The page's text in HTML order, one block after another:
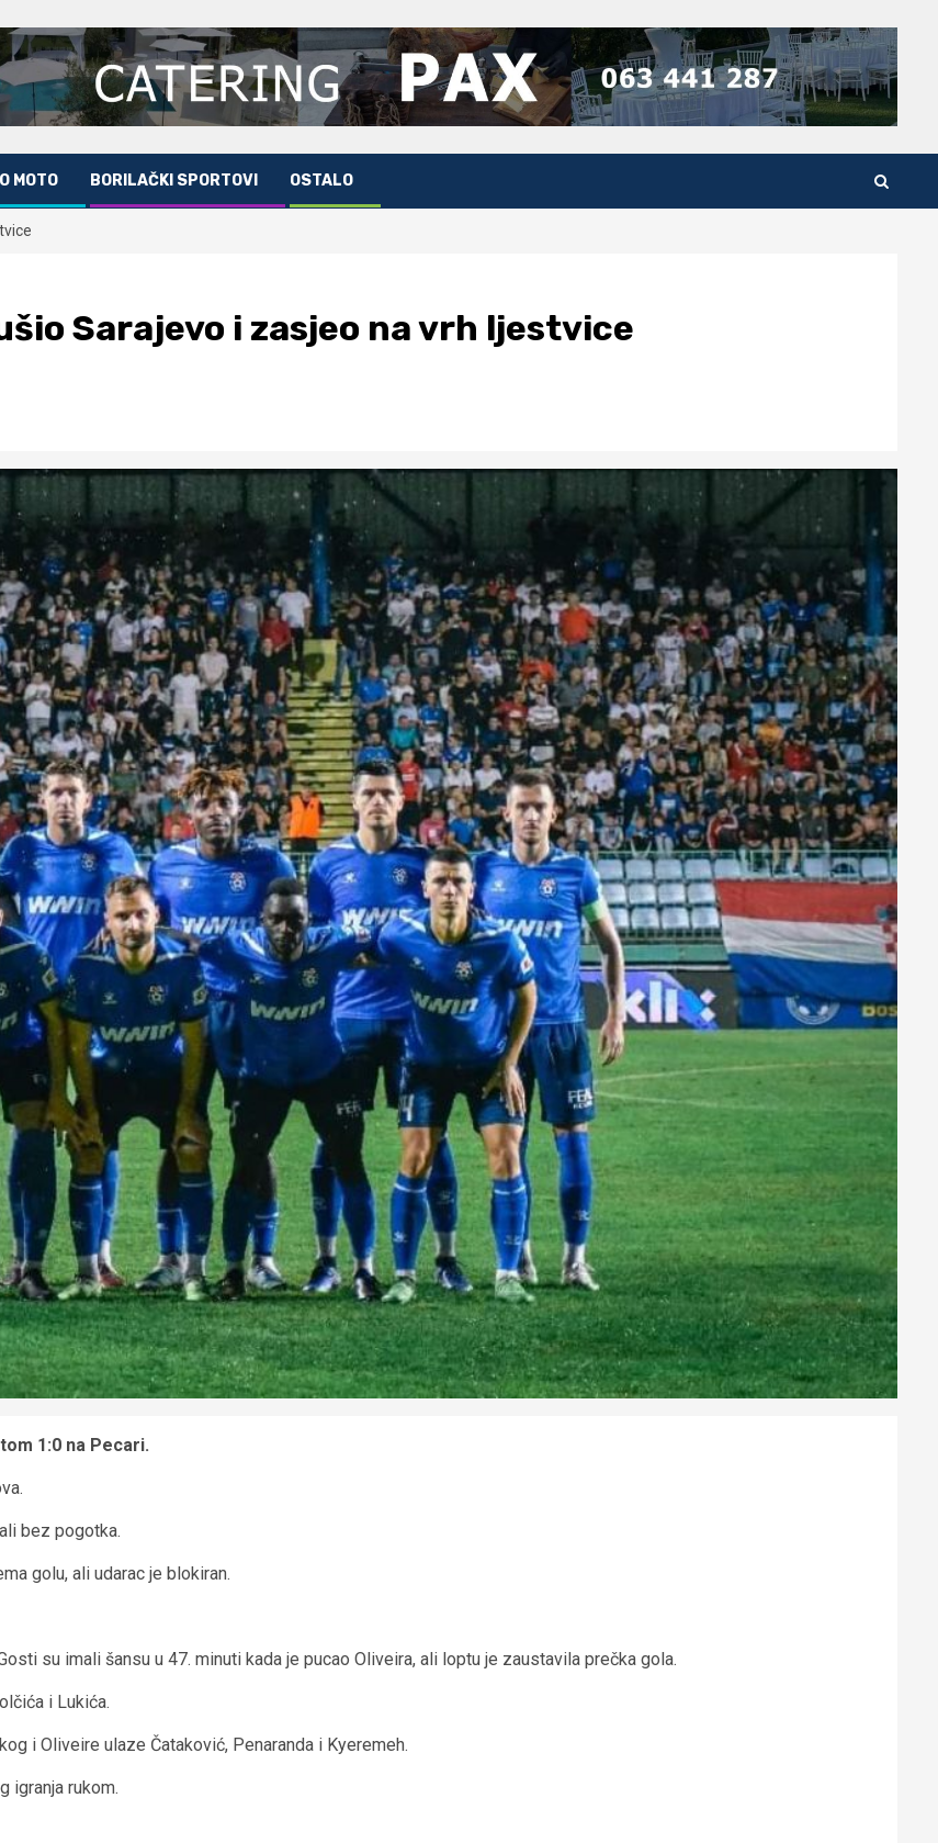
MOTO BORILAČKI SPORTOVI OSTALO
Sarajevo i zasjeo na vrh ljestvice
1:0 na Pecari.
bez pogotka.
golu, ali udarac je blokiran.
su imali šansu u 47. minuti kada je pucao Oliveira, ali loptu je zaustavila prečka gola.
i Lukića.
i Oliveire ulaze Čataković, Penaranda i Kyeremeh.
igranja rukom.